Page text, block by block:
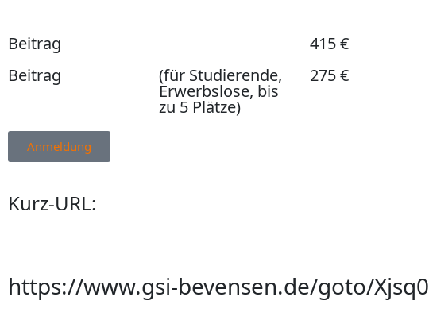
Beitrag 415 €
Beitrag
(für Studierende,
Erwerbslose, bis
zu 5 Plätze)
275 €
Anmeldung
Kurz-URL:
https://www.gsi-bevensen.de/goto/Xjsq0